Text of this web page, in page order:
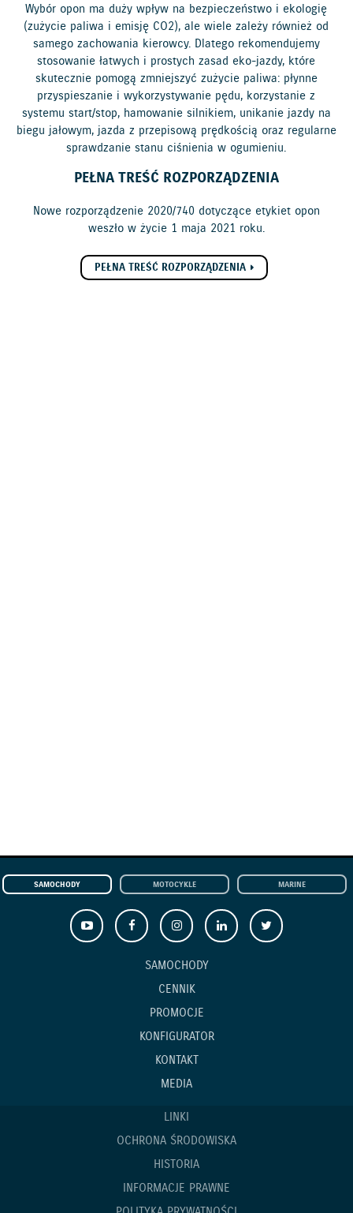
Wybór opon ma duży wpływ na bezpieczeństwo i ekologię
(zużycie paliwa i emisję CO2), ale wiele zależy również od
samego zachowania kierowcy. Dlatego rekomendujemy
stosowanie łatwych i prostych zasad eko-jazdy, które
skutecznie pomogą zmniejszyć zużycie paliwa: płynne
przyspieszanie i wykorzystywanie pędu, korzystanie z
systemu start/stop, hamowanie silnikiem, unikanie jazdy na
biegu jałowym, jazda z przepisową prędkością oraz regularne
sprawdzanie stanu ciśnienia w ogumieniu.
PEŁNA TREŚĆ ROZPORZĄDZENIA
Nowe rozporządzenie 2020/740 dotyczące etykiet opon
weszło w życie 1 maja 2021 roku.
PEŁNA TREŚĆ ROZPORZĄDZENIA
SAMOCHODY MOTOCYKLE MARINE
SAMOCHODY
CENNIK
PROMOCJE
KONFIGURATOR
KONTAKT
MEDIA
LINKI
OCHRONA ŚRODOWISKA
HISTORIA
INFORMACJE PRAWNE